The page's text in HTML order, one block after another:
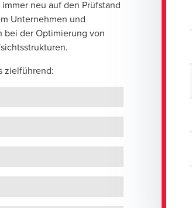
neu auf den Prüfstand
Unternehmen und
bei der Optimierung von
zielführend: